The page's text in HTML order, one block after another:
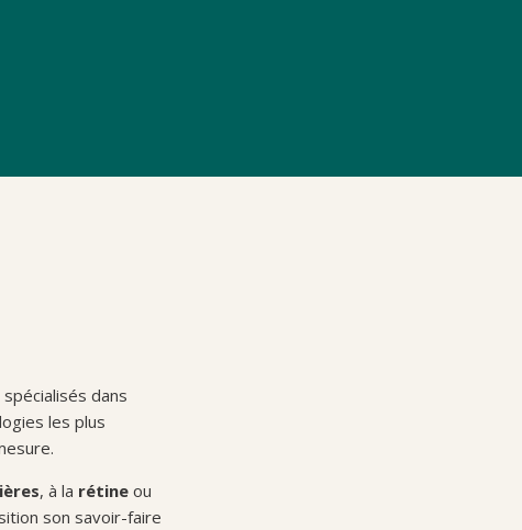
dans
les plus
, à la rétine ou
son savoir-faire